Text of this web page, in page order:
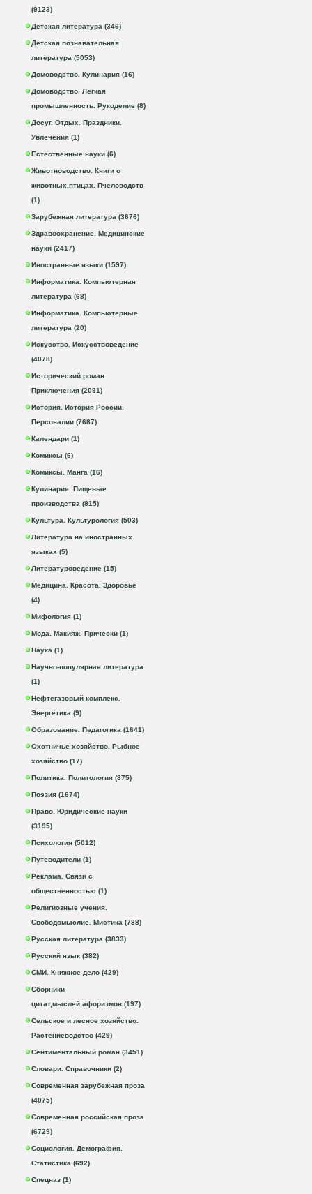
(9123)
Детская литература (346)
Детская познавательная
литература (5053)
Домоводство. Кулинария (16)
Домоводство. Легкая
промышленность. Рукоделие (8)
Досуг. Отдых. Праздники.
Увлечения (1)
Естественные науки (6)
Животноводство. Книги о
животных,птицах. Пчеловодств
(1)
Зарубежная литература (3676)
Здравоохранение. Медицинские
науки (2417)
Иностранные языки (1597)
Информатика. Компьютерная
литература (68)
Информатика. Компьютерные
литература (20)
Искусство. Искусствоведение
(4078)
Исторический роман.
Приключения (2091)
История. История России.
Персоналии (7687)
Календари (1)
Комиксы (6)
Комиксы. Манга (16)
Кулинария. Пищевые
производства (815)
Культура. Культурология (503)
Литература на иностранных
языках (5)
Литературоведение (15)
Медицина. Красота. Здоровье
(4)
Мифология (1)
Мода. Макияж. Прически (1)
Наука (1)
Научно-популярная литература
(1)
Нефтегазовый комплекс.
Энергетика (9)
Образование. Педагогика (1641)
Охотничье хозяйство. Рыбное
хозяйство (17)
Политика. Политология (875)
Поэзия (1674)
Право. Юридические науки
(3195)
Психология (5012)
Путеводители (1)
Реклама. Связи с
общественностью (1)
Религиозные учения.
Свободомыслие. Мистика (788)
Русская литература (3833)
Русский язык (382)
СМИ. Книжное дело (429)
Сборники
цитат,мыслей,афоризмов (197)
Сельское и лесное хозяйство.
Растениеводство (429)
Сентиментальный роман (3451)
Словари. Справочники (2)
Современная зарубежная проза
(4075)
Современная российская проза
(6729)
Социология. Демография.
Статистика (692)
Спецназ (1)